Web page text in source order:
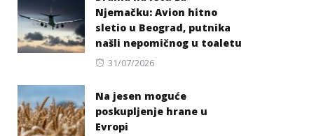
Njemačku: Avion hitno
sletio u Beograd, putnika
našli nepomičnog u toaletu
Posted
31/07/2026
Na jesen moguće
poskupljenje hrane u
Evropi